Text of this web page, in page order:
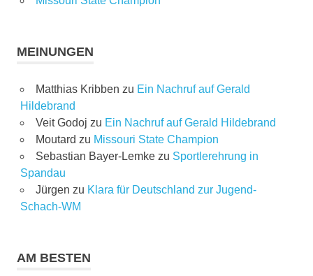
MEINUNGEN
Matthias Kribben zu Ein Nachruf auf Gerald
Hildebrand
Veit Godoj zu Ein Nachruf auf Gerald Hildebrand
Moutard zu Missouri State Champion
Sebastian Bayer-Lemkezu Sportlerehrung in
Spandau
Jürgen zu Klara für Deutschland zur Jugend-
Schach-WM
AM BESTEN